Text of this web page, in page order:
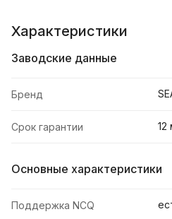
Характеристики
Заводские данные
Бренд
Срок гарантии 12
Основные характеристики
Поддержка NCQ